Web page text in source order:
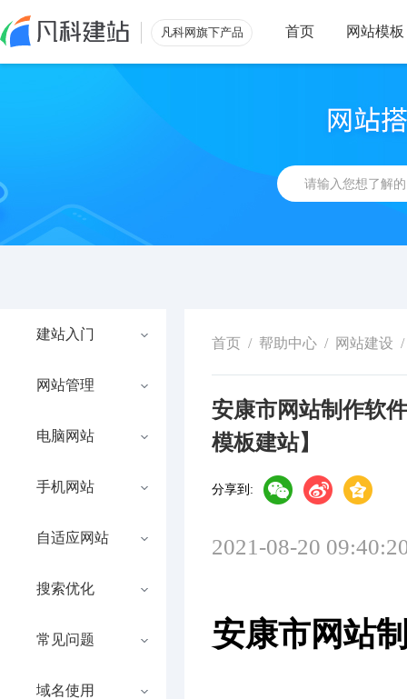
凡科网旗下产品 首页 网站模板
建站入门
网站管理
电脑网站
手机网站
自适应网站
搜索优化
常见问题
域名使用
首页 / 帮助中心 / 网站建设 /
安康市网站制作软
模板建站】
分享到:
2021-08-20
安康市网站